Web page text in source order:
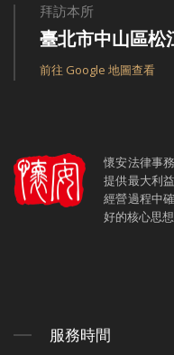
拜訪本所
臺北市中山區松
前往 Google 地圖查看
懷安法律事
提供最大利
經營過程中
好的核心思
服務時間